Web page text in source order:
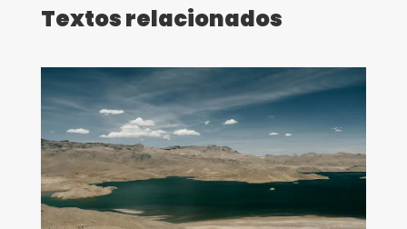
Textos relacionados